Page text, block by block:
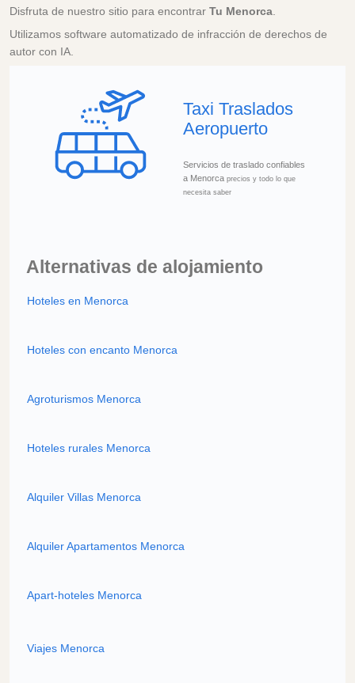
Disfruta de nuestro sitio para encontrar Tu Menorca
Utilizamos software automatizado de infracción de derechos de
autor con IA.
Taxi Traslados
Aeropuerto
Servicios de traslado confiables
a Menorca precios y todo lo que
necesita saber
Alternativas de alojamiento
Hoteles en Menorca
Hoteles con encanto Menorca
Agroturismos Menorca
Hoteles rurales Menorca
Alquiler Villas Menorca
Alquiler Apartamentos Menorca
Apart-hoteles Menorca
Viajes Menorca